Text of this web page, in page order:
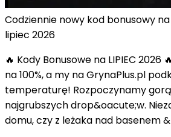
Codziennie nowy kod bonusowy
lipiec 2026
🔥 Kody Bonusowe na LIPIEC 2026
na 100%, a my na GrynaPlus.pl
temperaturę! Rozpoczynamy
najgrubszych drop&oacute;w.
domu, czy z leżaka nad basenem